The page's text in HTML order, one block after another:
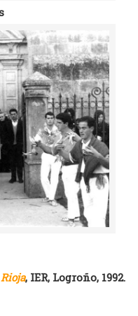
, IER, Logroño, 1992.